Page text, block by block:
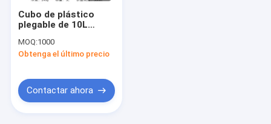
Cubo de plástico
plegable de 10L
espacio para
acampar lavado de
MOQ:1000
Obtenga el último precio
Contactar ahora